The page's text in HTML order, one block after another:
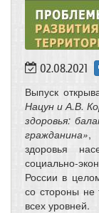
02.08.2021
Выпуск
Нацун и А.В.
здоровья:
гражданина»,
здоровья
социально-
России в
со стороны не
всех уровней.